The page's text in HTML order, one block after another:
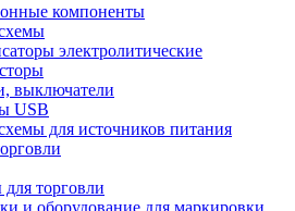
компоненты
электролитические
выключатели
USB
для источников питания
торговли
и оборудование для маркировки